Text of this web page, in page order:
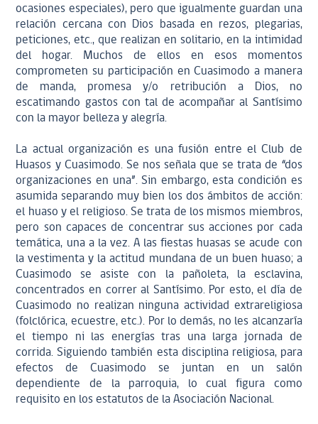
ocasiones especiales), pero que igualmente guardan una
relación cercana con Dios basada en rezos, plegarias,
peticiones, etc., que realizan en solitario, en la intimidad
del hogar. Muchos de ellos en esos momentos
comprometen su participación en Cuasimodo a manera
de manda, promesa y/o retribución a Dios, no
escatimando gastos con tal de acompañar al Santísimo
con la mayor belleza y alegría.
La actual organización es una fusión entre el Club de
Huasos y Cuasimodo. Se nos señala que se trata de “dos
organizaciones en una”. Sin embargo, esta condición es
asumida separando muy bien los dos ámbitos de acción:
el huaso y el religioso. Se trata de los mismos miembros,
pero son capaces de concentrar sus acciones por cada
temática, una a la vez. A las fiestas huasas se acude con
la vestimenta y la actitud mundana de un buen huaso; a
Cuasimodo se asiste con la pañoleta, la esclavina,
concentrados en correr al Santísimo. Por esto, el día de
Cuasimodo no realizan ninguna actividad extrareligiosa
(folclórica, ecuestre, etc.). Por lo demás, no les alcanzaría
el tiempo ni las energías tras una larga jornada de
corrida. Siguiendo también esta disciplina religiosa, para
efectos de Cuasimodo se juntan en un salón
dependiente de la parroquia, lo cual figura como
requisito en los estatutos de la Asociación Nacional.